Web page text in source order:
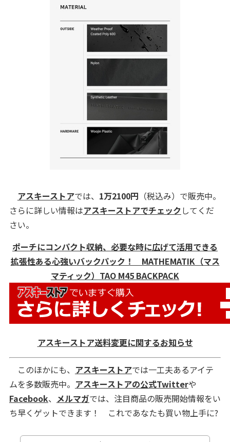
アスキーストアでは、 1万2100円 （税込み）で販売中。
さらに詳しい情報はアスキーストアでチェックしてくだ
さい。
ポーチにコンパクト収納、必要な時に広げて活用できる
拡張性ある心強いバックパック！ MATHEMATIK（マス
マティック）TAO M45 BACKPACK
アスキーストア送料変更に関するお知らせ
このほかにも、 アスキーストアでは一工夫あるアイテ
ムを多数販売中。 アスキーストアの公式Twitterや
Facebook、 メルマガでは、注目商品の販売開始情報をい
ち早くゲットできます！ これであなたも買い物上手に?